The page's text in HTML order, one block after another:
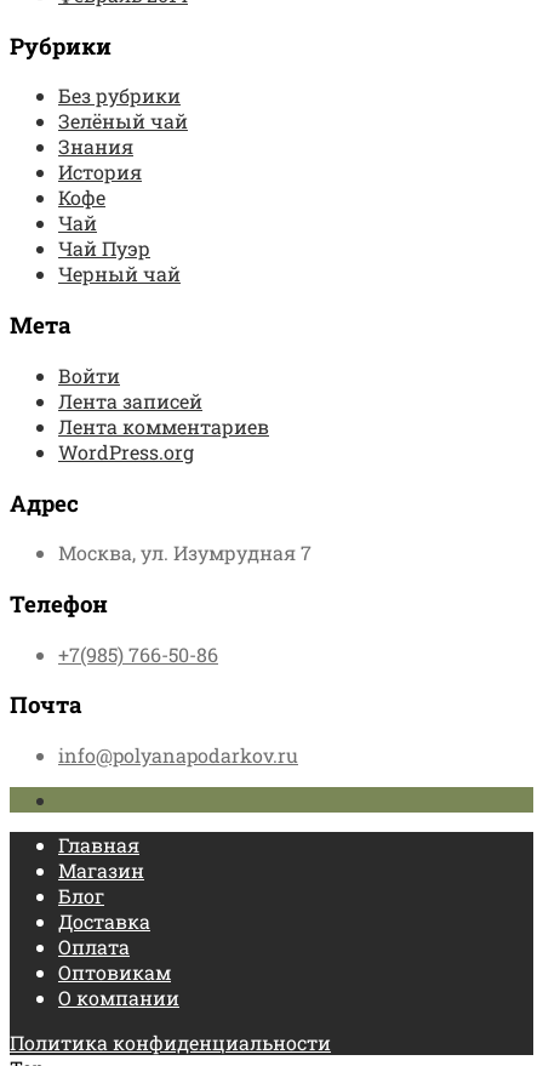
Рубрики
Без рубрики
Зелёный чай
Знания
История
Кофе
Чай
Чай Пуэр
Черный чай
Мета
Войти
Лента записей
Лента комментариев
WordPress.org
Адрес
Москва, ул. Изумрудная 7
Телефон
+7(985) 766-50-86
Почта
info@polyanapodarkov.ru
Главная
Магазин
Блог
Доставка
Оплата
Оптовикам
О компании
Политика конфиденциальности